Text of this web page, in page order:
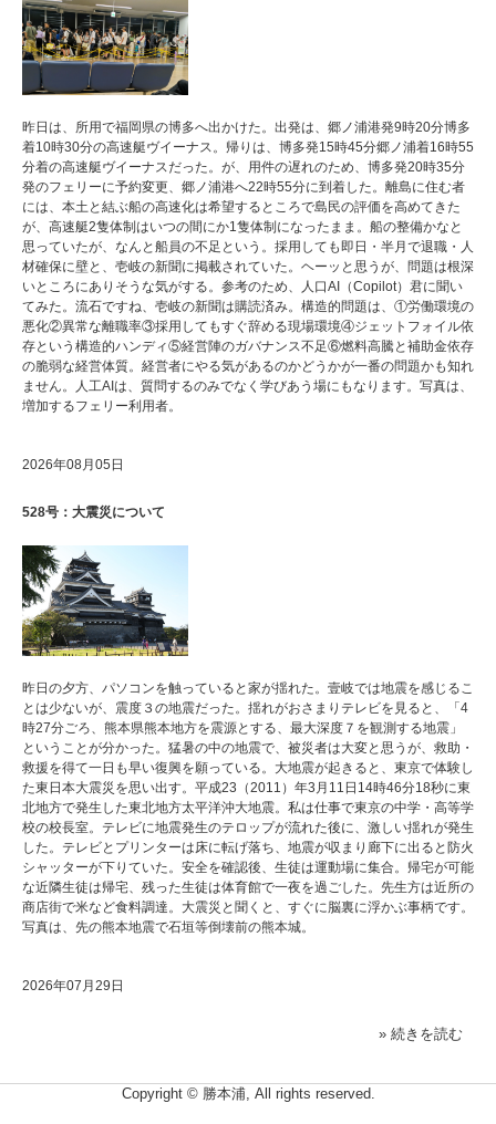
昨日は、所用で福岡県の博多へ出かけた。出発は、郷ノ浦港発9時20分博多
着10時30分の高速艇ヴイーナス。帰りは、博多発15時45分郷ノ浦着16時55
分着の高速艇ヴイーナスだった。が、用件の遅れのため、博多発20時35分
発のフェリーに予約変更、郷ノ浦港へ22時55分に到着した。離島に住む者
には、本土と結ぶ船の高速化は希望するところで島民の評価を高めてきた
が、高速艇2隻体制はいつの間にか1隻体制になったまま。船の整備かなと
思っていたが、なんと船員の不足という。採用しても即日・半月で退職・人
材確保に壁と、壱岐の新聞に掲載されていた。ヘーッと思うが、問題は根深
いところにありそうな気がする。参考のため、人口AI（Copilot）君に聞い
てみた。流石ですね、壱岐の新聞は購読済み。構造的問題は、①労働環境の
悪化②異常な離職率③採用してもすぐ辞める現場環境④ジェットフォイル依
存という構造的ハンディ⑤経営陣のガバナンス不足⑥燃料高騰と補助金依存
の脆弱な経営体質。経営者にやる気があるのかどうかが一番の問題かも知れ
ません。人工AIは、質問するのみでなく学びあう場にもなります。写真は、
増加するフェリー利用者。
2026年08月05日
528号：大震災について
昨日の夕方、パソコンを触っていると家が揺れた。壹岐では地震を感じるこ
とは少ないが、震度３の地震だった。揺れがおさまりテレビを見ると、「4
時27分ごろ、熊本県熊本地方を震源とする、最大深度７を観測する地震」
ということが分かった。猛暑の中の地震で、被災者は大変と思うが、救助・
救援を得て一日も早い復興を願っている。大地震が起きると、東京で体験し
た東日本大震災を思い出す。平成23（2011）年3月11日14時46分18秒に東
北地方で発生した東北地方太平洋沖大地震。私は仕事で東京の中学・高等学
校の校長室。テレビに地震発生のテロップが流れた後に、激しい揺れが発生
した。テレビとプリンターは床に転げ落ち、地震が収まり廊下に出ると防火
シャッターが下りていた。安全を確認後、生徒は運動場に集合。帰宅が可能
な近隣生徒は帰宅、残った生徒は体育館で一夜を過ごした。先生方は近所の
商店街で米など食料調達。大震災と聞くと、すぐに脳裏に浮かぶ事柄です。
写真は、先の熊本地震で石垣等倒壊前の熊本城。
2026年07月29日
» 続きを読む
Copyright © 勝本浦, All rights reserved.